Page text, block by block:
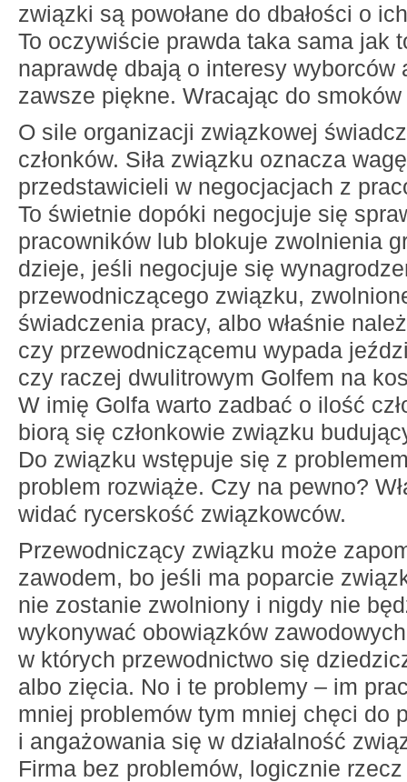
związki są powołane do dbałości o
To oczywiście prawda taka sama jak
naprawdę dbają o interesy wyborców
zawsze piękne. Wracając do
O sile organizacji związkowej
członków. Siła związku oznacza
przedstawicieli w negocjacjach z
To świetnie dopóki negocjuje się
pracowników lub blokuje zwolnienia
dzieje, jeśli negocjuje się
przewodniczącego związku,
świadczenia pracy, albo właśnie
czy przewodniczącemu wypada
czy raczej dwulitrowym Golfem na
W imię Golfa warto zadbać o ilość
biorą się członkowie związku
Do związku wstępuje się z
problem rozwiąże. Czy na pewno?
widać rycerskość związkowców.
Przewodniczący związku może
zawodem, bo jeśli ma poparcie
nie zostanie zwolniony i nigdy nie
wykonywać obowiązków
w których przewodnictwo się
albo zięcia. No i te problemy – im
mniej problemów tym mniej chęci do
i angażowania się w działalność
Firma bez problemów, logicznie